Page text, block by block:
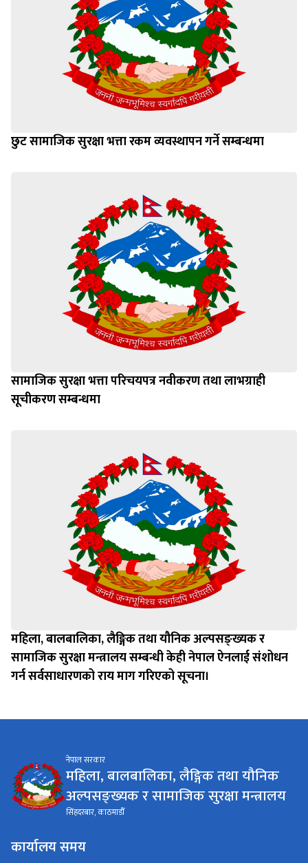
छुट सामाजिक सुरक्षा भत्ता रकम व्यवस्थापन गर्ने सम्बन्धमा
सामाजिक सुरक्षा भत्ता परिचयपत्र नवीकरण तथा लाभग्राही
सूचीकरण सम्बन्धमा
महिला, बालबालिका, लैङ्गिक तथा यौनिक अल्पसङ्ख्यक र
सामाजिक सुरक्षा मन्त्रालय सम्बन्धी केही नेपाल ऐनलाई संशोधन
गर्न सर्वसाधारणको राय माग गरिएको सूचना।
नेपाल सरकार
महिला, बालबालिका, लैङ्गिक तथा यौनिक
अल्पसङ्ख्यक र सामाजिक सुरक्षा मन्त्रालय
सिंहदरबार, काठमाडौँ
कार्यालय समय